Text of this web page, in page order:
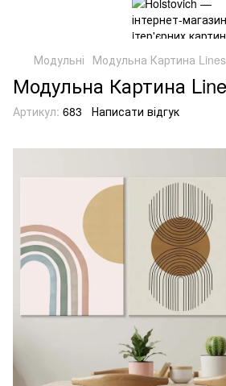
Модульні Модульна Картина
Модульна Картина
Артикул: 683 Написати відгук